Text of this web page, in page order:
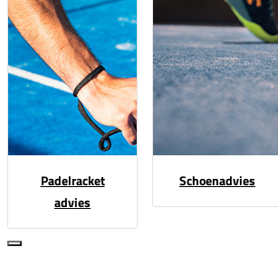
Padelracket
advies
Schoenadvies